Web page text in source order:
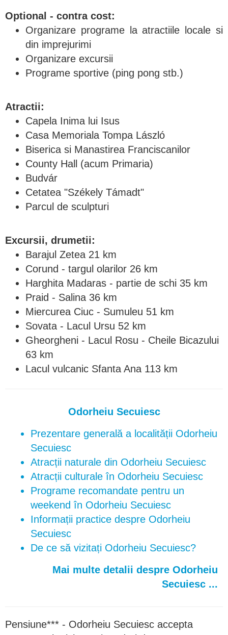
Optional - contra cost:
Organizare programe la atractiile locale si
din imprejurimi
Organizare excursii
Programe sportive (ping pong stb.)
Atractii:
Capela Inima lui Isus
Casa Memoriala Tompa László
Biserica si Manastirea Franciscanilor
County Hall (acum Primaria)
Budvár
Cetatea "Székely Támadt"
Parcul de sculpturi
Excursii, drumetii:
Barajul Zetea 21 km
Corund - targul olarilor 26 km
Harghita Madaras - partie de schi 35 km
Praid - Salina 36 km
Miercurea Ciuc - Sumuleu 51 km
Sovata - Lacul Ursu 52 km
Gheorgheni - Lacul Rosu - Cheile Bicazului
63 km
Lacul vulcanic Sfanta Ana 113 km
Odorheiu Secuiesc
Prezentare generală a localității Odorheiu
Secuiesc
Atracții naturale din Odorheiu Secuiesc
Atracții culturale în Odorheiu Secuiesc
Programe recomandate pentru un
weekend în Odorheiu Secuiesc
Informații practice despre Odorheiu
Secuiesc
De ce să vizitați Odorheiu Secuiesc?
Mai multe detalii despre Odorheiu
Secuiesc ...
Pensiune*** - Odorheiu Secuiesc accepta